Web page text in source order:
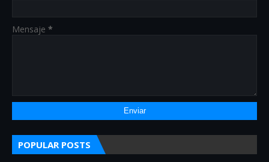
Mensaje *
POPULAR POSTS